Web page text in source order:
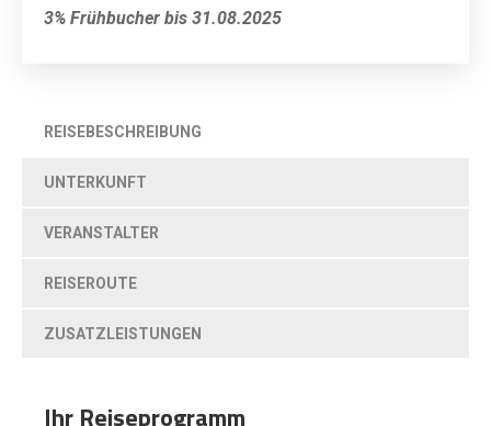
3% Frühbucher bis 31.08.2025
REISEBESCHREIBUNG
UNTERKUNFT
VERANSTALTER
REISEROUTE
ZUSATZLEISTUNGEN
Ihr Reiseprogramm